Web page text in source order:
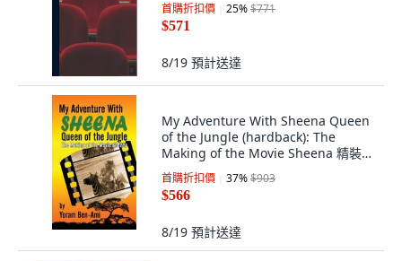
首購折扣價 25%$771
$571
8/19 預計送達
My Adventure With Sheena Queen
of the Jungle (hardback): The
Making of the Movie Sheena 精裝
版, BearManor Media, 英文
首購折扣價 37%$903
$566
8/19 預計送達